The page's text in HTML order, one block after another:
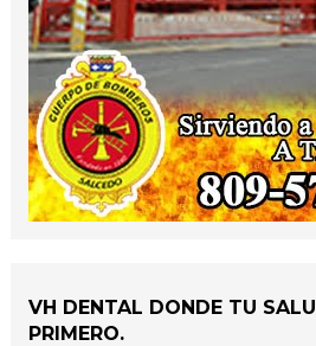
VH DENTAL DONDE TU
PRIMERO.